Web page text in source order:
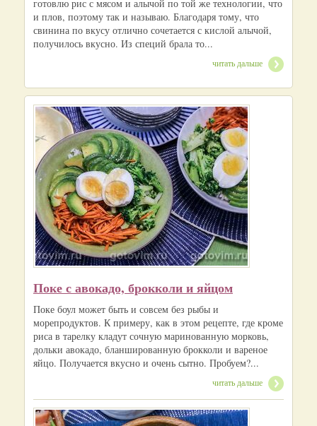
готовлю рис с мясом и алычой по той же технологии, что
и плов, поэтому так и называю. Благодаря тому, что
свинина по вкусу отлично сочетается с кислой алычой,
получилось вкусно. Из специй брала то...
читать дальше
Поке с авокадо, брокколи и яйцом
Поке боул может быть и совсем без рыбы и
морепродуктов. К примеру, как в этом рецепте, где кроме
риса в тарелку кладут сочную маринованную морковь,
дольки авокадо, бланшированную брокколи и вареное
яйцо. Получается вкусно и очень сытно. Пробуем?...
читать дальше